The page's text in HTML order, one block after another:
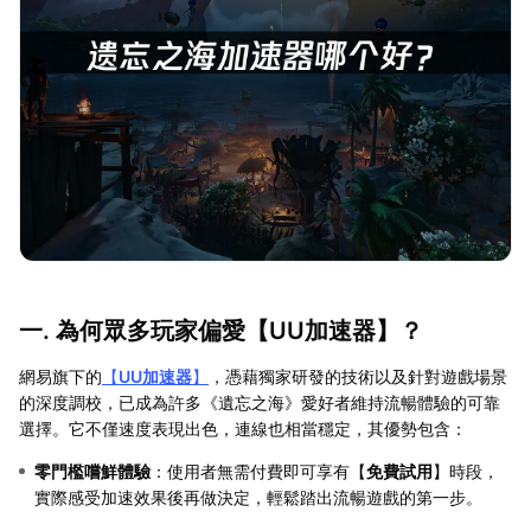
一. 為何眾多玩家偏愛【UU加速器】？
網易旗下的 【UU加速器】
，憑藉獨家研發的技術以及針對遊戲場景
的深度調校，已成為許多《遺忘之海》愛好者維持流暢體驗的可靠
選擇。它不僅速度表現出色，連線也相當穩定，其優勢包含：
零門檻嚐鮮體驗 ：使用者無需付費即可享有【免費試用】時段，
實際感受加速效果後再做決定，輕鬆踏出流暢遊戲的第一步。